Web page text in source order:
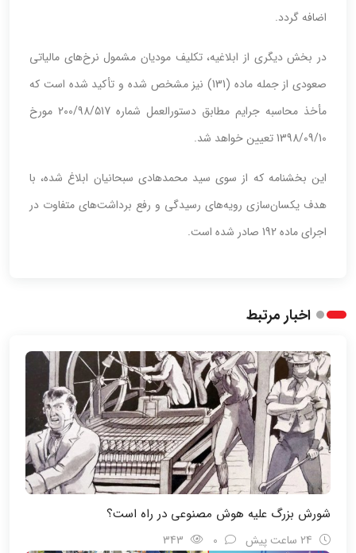
اضافه گردد.
در بخش دیگری از ابلاغیه، تکلیف مودیان مشمول نرخ‌های مالیاتی
صعودی از جمله ماده (131) نیز مشخص شده و تأکید شده است که
مأخذ محاسبه جرایم مطابق دستورالعمل شماره 200/98/517 مورخ
1398/09/10 تعیین خواهد شد.
این بخشنامه که از سوی سید محمدهادی سبحانیان ابلاغ شده، با
هدف یکسان‌سازی رویه‌های رسیدگی و رفع برداشت‌های متفاوت در
اجرای ماده 192 صادر شده است.
اخبار مرتبط
شورش بزرگ علیه هوش مصنوعی در راه است؟